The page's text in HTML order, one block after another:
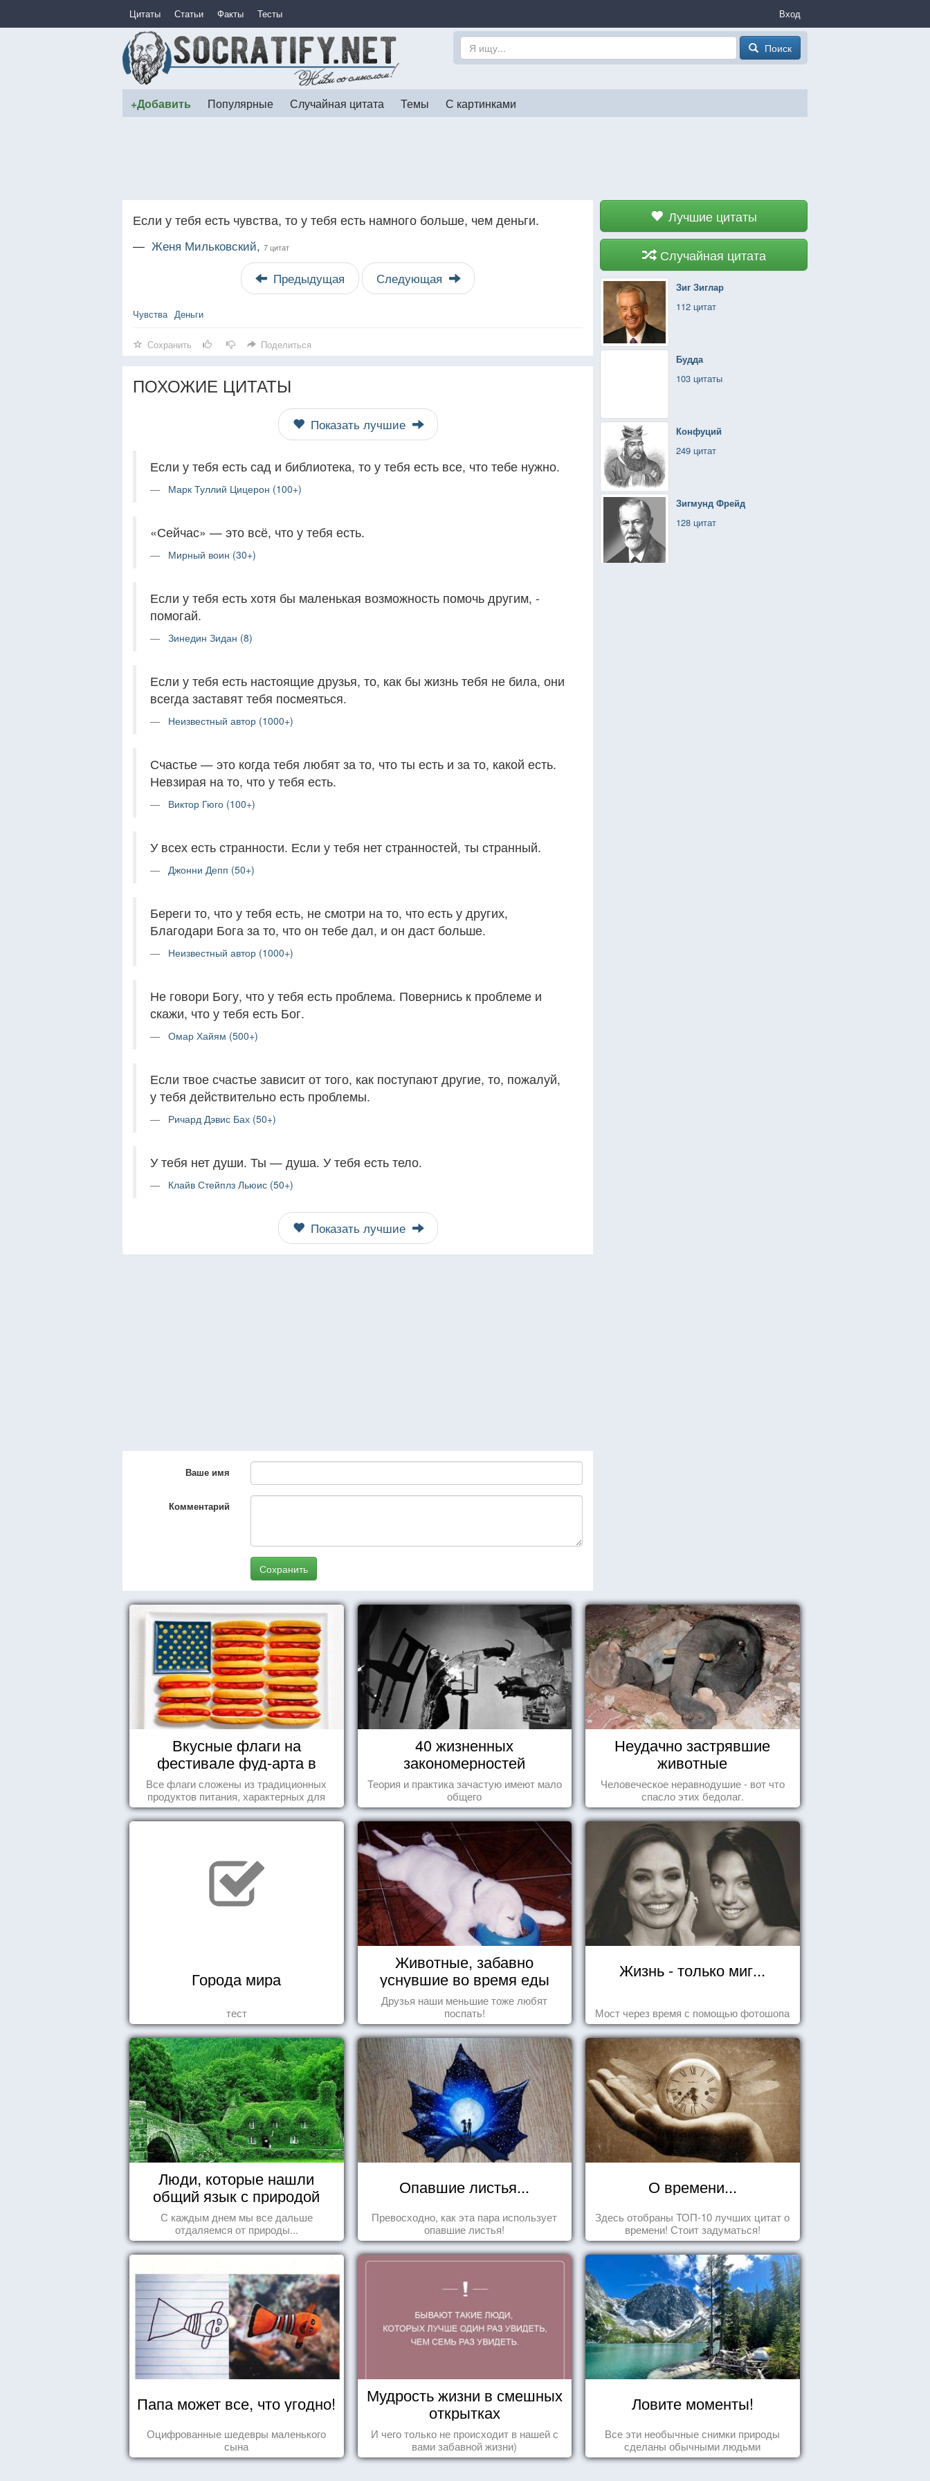
Цитаты Статьи Факты Тесты Вход
Поиск
+Добавить Популярные Случайная цитата Темы С картинками
Лучшие цитаты
Случайная цитата
Зиг Зиглар
112 цитат
Будда
103 цитаты
Конфуций
249 цитат
Зигмунд Фрейд
128 цитат
Если у тебя есть чувства, то у тебя есть намного больше, чем деньги.
— Женя Мильковский, 7 цитат
Предыдущая Следующая
Чувства Деньги
Сохранить Поделиться
ПОХОЖИЕ ЦИТАТЫ
Показать лучшие
Если у тебя есть сад и библиотека, то у тебя есть все, что тебе нужно.
Марк Туллий Цицерон (100+)
«Сейчас» — это всё, что у тебя есть.
Мирный воин (30+)
Если у тебя есть хотя бы маленькая возможность помочь другим, -
помогай.
Зинедин Зидан (8)
Если у тебя есть настоящие друзья, то, как бы жизнь тебя не била, они
всегда заставят тебя посмеяться.
Неизвестный автор (1000+)
Счастье — это когда тебя любят за то, что ты есть и за то, какой есть.
Невзирая на то, что у тебя есть.
Виктор Гюго (100+)
У всех есть странности. Если у тебя нет странностей, ты странный.
Джонни Депп (50+)
Береги то, что у тебя есть, не смотри на то, что есть у других,
Благодари Бога за то, что он тебе дал, и он даст больше.
Неизвестный автор (1000+)
Не говори Богу, что у тебя есть проблема. Повернись к проблеме и
скажи, что у тебя есть Бог.
Омар Хайям (500+)
Если твое счастье зависит от того, как поступают другие, то, пожалуй,
у тебя действительно есть проблемы.
Ричард Дэвис Бах (50+)
У тебя нет души. Ты — душа. У тебя есть тело.
Клайв Стейплз Льюис (50+)
Показать лучшие
Ваше имя
Комментарий
Сохранить
Вкусные флаги на
фестивале фуд-арта в
Сиднее
Все флаги сложены из традиционных
продуктов питания, характерных для
этих стран.
40 жизненных
закономерностей
Теория и практика зачастую имеют мало
общего
Неудачно застрявшие
животные
Человеческое неравнодушие - вот что
спасло этих бедолаг.
Города мира
тест
Животные, забавно
уснувшие во время еды
Друзья наши меньшие тоже любят
поспать!
Жизнь - только миг...
Мост через время с помощью фотошопа
Люди, которые нашли
общий язык с природой
С каждым днем мы все дальше
отдаляемся от природы...
Опавшие листья...
Превосходно, как эта пара использует
опавшие листья!
О времени...
Здесь отобраны ТОП-10 лучших цитат о
времени! Стоит задуматься!
Папа может все, что угодно!
Оцифрованные шедевры маленького
сына
Мудрость жизни в смешных
открытках
И чего только не происходит в нашей с
вами забавной жизни)
Ловите моменты!
Все эти необычные снимки природы
сделаны обычными людьми